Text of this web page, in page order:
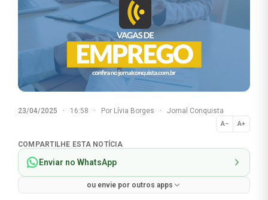
23/04/2025 · 16:58 · Por Lívia Borges · Jornal Conquista
A− A+
Normal
COMPARTILHE ESTA NOTÍCIA
Enviar no WhatsApp
ou envie por outros apps